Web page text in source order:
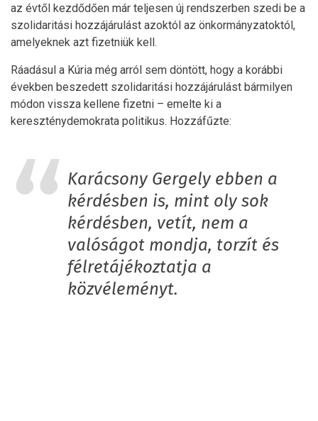
az évtől kezdődően már teljesen új rendszerben szedi be a
szolidaritási hozzájárulást azoktól az önkormányzatoktól,
amelyeknek azt fizetniük kell.
Ráadásul a Kúria még arról sem döntött, hogy a korábbi
években beszedett szolidaritási hozzájárulást bármilyen
módon vissza kellene fizetni – emelte ki a
kereszténydemokrata politikus. Hozzáfűzte:
Karácsony Gergely ebben a
kérdésben is, mint oly sok
kérdésben, vetít, nem a
valóságot mondja, torzít és
félretájékoztatja a
közvéleményt.